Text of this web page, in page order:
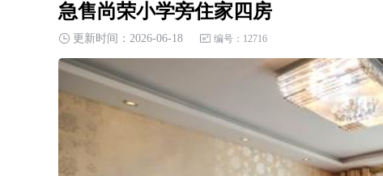
急售尚荣小学旁住家四房
更新时间：2026-06-18 编号：12716